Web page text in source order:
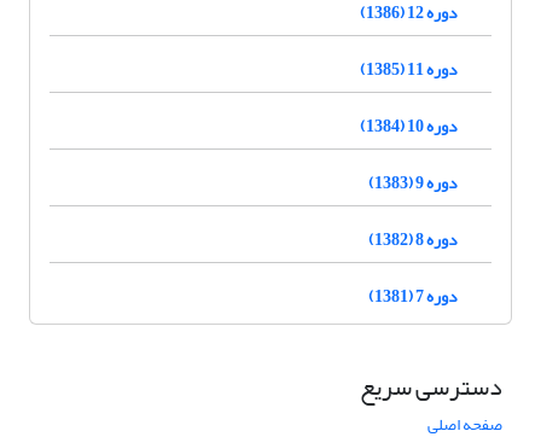
دوره 12 (1386)
دوره 11 (1385)
دوره 10 (1384)
دوره 9 (1383)
دوره 8 (1382)
دوره 7 (1381)
دسترسی سریع
صفحه اصلی